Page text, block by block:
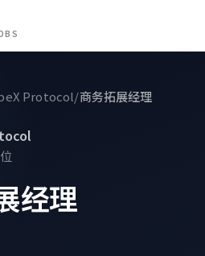
Protocol/商务拓展经理
经理